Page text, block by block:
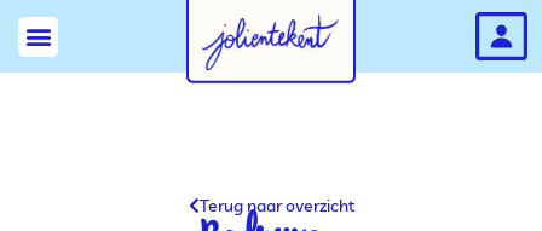
Terug naar overzicht